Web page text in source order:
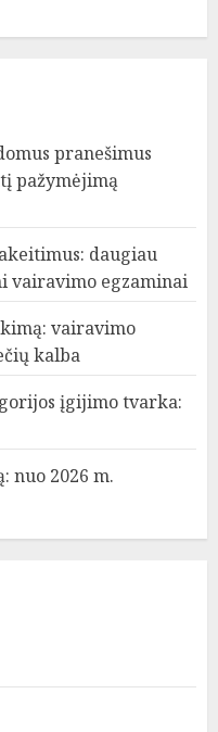
pranešimus
pažymėjimą
daugiau
vairavimo egzaminai
vairavimo
kalba
įgijimo tvarka:
nuo 2026 m.